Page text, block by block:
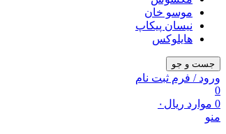
موسو خان
نیسان پیکاپ
هایلوکس
جست و جو
ورود / فرم ثبت نام
0
0 موارد ریال ۰
منو